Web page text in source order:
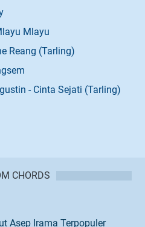
Mlayu
Reang (Tarling)
- Cinta Sejati (Tarling)
CHORDS
Asep Irama Terpopuler